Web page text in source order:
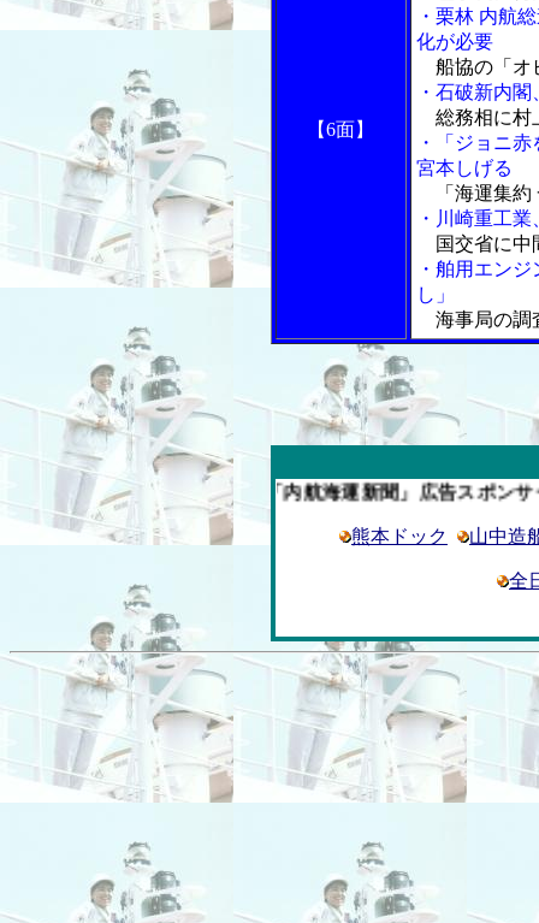
【6面】
・栗林 内航
化が必要
船協の「オ
・石破新内
総務相に村
・「ジョニ
宮本しげる
「海運集約
・川崎重工
国交省に中
・舶用エン
し」
海事局の調
今週の「内航海運新聞」広告スポンサー企業
熊本ドック 山中造
全